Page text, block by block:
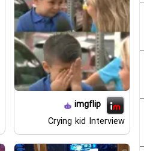
imgflip
Crying kid Interview